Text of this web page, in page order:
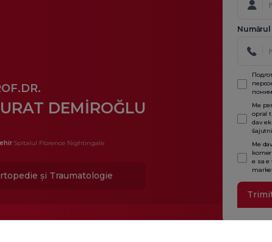
DEMİROĞLU
Spitalul Florence Nightingale
și Traumatologie
Me
opral
dav
Me
e sa e